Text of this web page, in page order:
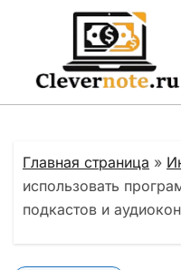
содержанию
Главная страница »
использовать
подкастов и